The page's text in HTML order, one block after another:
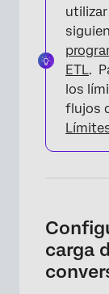
ETL.
los
flujos
carga